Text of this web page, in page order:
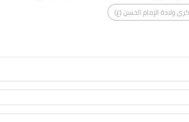
ولادة الإمام الحسن (ع)